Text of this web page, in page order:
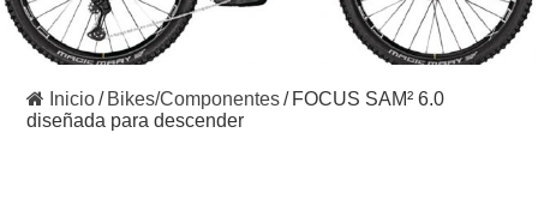
Inicio/ Bikes/Componentes/ FOCUS SAM² 6.0
diseñada para descender